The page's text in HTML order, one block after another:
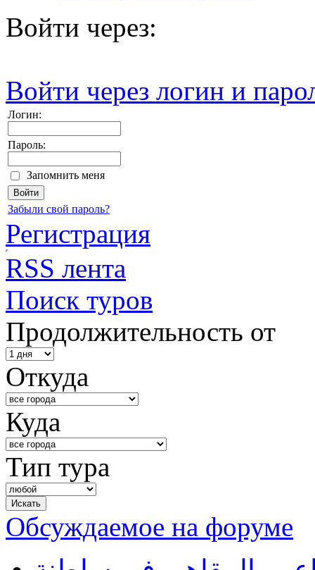
Войти через:
Войти через логин и
Логин:
Пароль:
Запомнить меня
Забыли свой пароль?
Регистрация
RSS лента
Поиск туров
Продолжительность от
Откуда
Куда
Тип тура
Обсуждаемое на форуме